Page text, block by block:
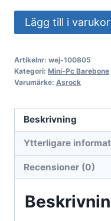
ASROCK
4X4
5600U
(D)
Lägg till i
Artikelnr: wej-100805
Kategori: Mini-Pc Barebone
Varumärke: Asrock
Beskrivning
Ytterligare
Recensioner (0)